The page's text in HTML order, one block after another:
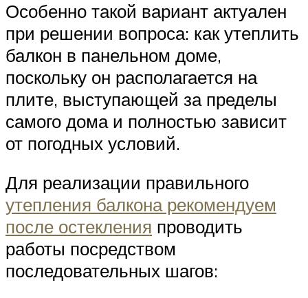
Особенно такой вариант актуален
при решении вопроса: как утеплить
балкон в панельном доме,
поскольку он располагается на
плите, выступающей за пределы
самого дома и полностью зависит
от погодных условий.
Для реализации правильного
утепления балкона рекомендуем
после остекления проводить
работы посредством
последовательных шагов: